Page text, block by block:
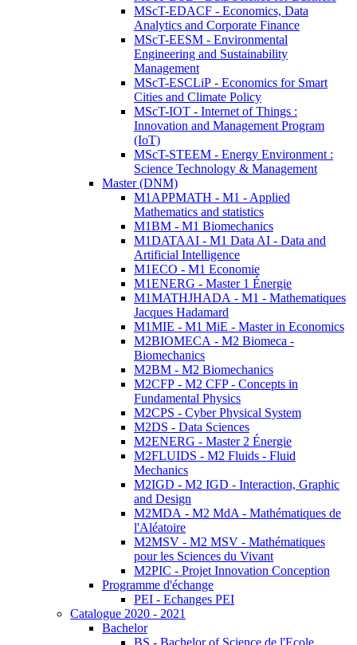
MScT-EDACF - Economics, Data
Analytics and Corporate Finance
MScT-EESM - Environmental
Engineering and Sustainability
Management
MScT-ESCLiP - Economics for Smart
Cities and Climate Policy
MScT-IOT - Internet of Things :
Innovation and Management Program
(IoT)
MScT-STEEM - Energy Environment :
Science Technology & Management
Master (DNM)
M1APPMATH - M1 - Applied
Mathematics and statistics
M1BM - M1 Biomechanics
M1DATAAI - M1 Data AI - Data and
Artificial Intelligence
M1ECO - M1 Economie
M1ENERG - Master 1 Énergie
M1MATHJHADA - M1 - Mathematiques
Jacques Hadamard
M1MIE - M1 MiE - Master in Economics
M2BIOMECA - M2 Biomeca -
Biomechanics
M2BM - M2 Biomechanics
M2CFP - M2 CFP - Concepts in
Fundamental Physics
M2CPS - Cyber Physical System
M2DS - Data Sciences
M2ENERG - Master 2 Énergie
M2FLUIDS - M2 Fluids - Fluid
Mechanics
M2IGD - M2 IGD - Interaction, Graphic
and Design
M2MDA - M2 MdA - Mathématiques de
l'Aléatoire
M2MSV - M2 MSV - Mathématiques
pour les Sciences du Vivant
M2PIC - Projet Innovation Conception
Programme d'échange
PEI - Echanges PEI
Catalogue 2020 - 2021
Bachelor
BS - Bachelor of Science de l'Ecole